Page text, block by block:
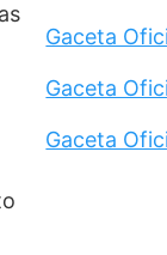
Gaceta
Gaceta
Gaceta